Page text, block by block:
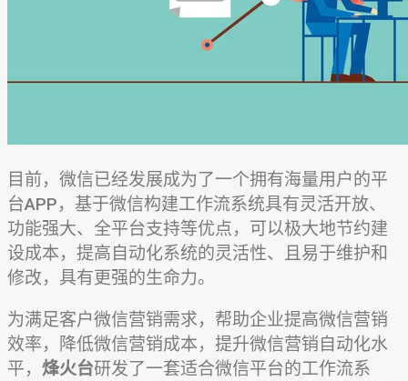
目前，微信已经发展成为了一个拥有海量用户的平
台APP，基于微信构建工作流系统具有灵活开放、
功能强大、全平台支持等优点，可以极大地节约建
设成本，提高自动化系统的灵活性、且易于维护和
修改，具有更强的生命力。
为满足客户微信营销需求，帮助企业提高微信营销
效率，降低微信营销成本，提升微信营销自动化水
平， 烽火台研发了一套适合微信平台的工作流系